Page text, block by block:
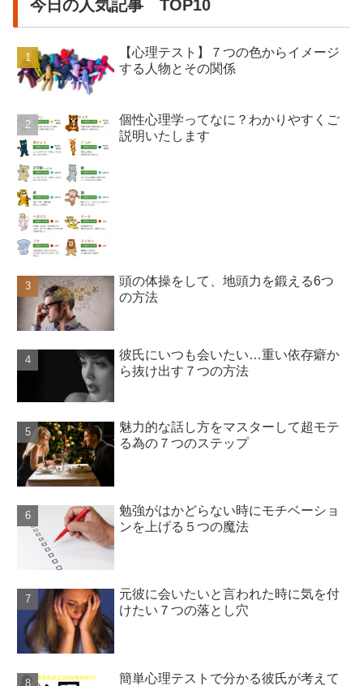
今日の人気記事 TOP10
【心理テスト】７つの色からイメージ
する人物とその関係
個性心理学ってなに？わかりやすくご
説明いたします
頭の体操をして、地頭力を鍛える6つ
の方法
彼氏にいつも会いたい…重い依存癖か
ら抜け出す７つの方法
魅力的な話し方をマスターして超モテ
る為の７つのステップ
勉強がはかどらない時にモチベーショ
ンを上げる５つの魔法
元彼に会いたいと言われた時に気を付
けたい７つの落とし穴
簡単心理テストで分かる彼氏が考えて